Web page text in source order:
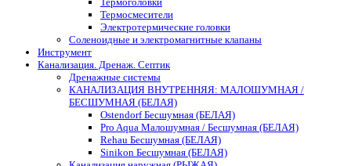
Термосмесители
Электротермические головки
Соленоидные и электромагнитные клапаны
Инструмент
Канализация. Дренаж. Септик
Дренажные системы
КАНАЛИЗАЦИЯ ВНУТРЕННЯЯ: МАЛОШУМНАЯ /
БЕСШУМНАЯ (БЕЛАЯ)
Ostendorf Бесшумная (БЕЛАЯ)
Pro Aqua Малошумная / Бесшумная (БЕЛАЯ)
Rehau Бесшумная (БЕЛАЯ)
Sinikon Бесшумная (БЕЛАЯ)